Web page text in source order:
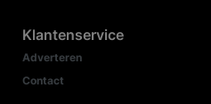
Klantenservice
Adverteren
Contact